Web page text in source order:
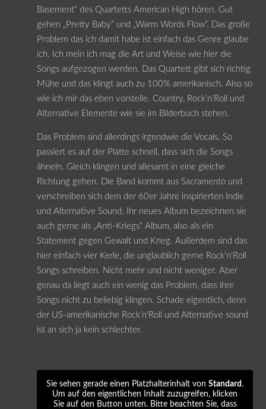
Basement“ des Quartetts American High hören. Gut
gehen „Pretty Baby“ und „Warm Words Flow“. Das große
Problem das ich damit habe ist einfach das Genre glaube
ich. Ich mein ich mag die Art und Weise wie hier die
Songs aufgezogen werden. Das Quartett gibt sich richtig
Mühe und das klingt auch zu 100% amerikanisch. Also so
wie ich mir das eben vorstelle. Country, Rock’n’Roll und
Alternative Elemente wie sie im Bilderbuch stehen.
Das Problem sind allerdings irgendwie die Vocals. So
passiert es auf der Platte schnell, dass sich die Songs
ähneln. Gleich klingen und allesamt in eine gleiche
Richtung gehen. Die Band kommt aus Sacramento und
verschreiben sich dem der 60er Jahre inspirierten Indie
und Alternative Sound. Ihr neues Album bezeichnen sie
auch gerne als „Anti-Kriegs“ Album, also als ein
Statement gegen Gewalt und Krieg. Außerdem sind das
hier einfach vier Kerle, die unglaublich gerne Rock’n’Roll
Songs schreiben. Nicht mehr und nicht weniger. Aber
genau da liegt auch ein wenig das Problem, dass ihre
Songs nicht zu beliebig klingen. Schade eigentlich, denn
der US-amerikanische Rock’n’Roll und Alternative sound
ist an sich ja kein schlechter.
Sie sehen gerade einen Platzhalterinhalt von Standard .
Um auf den eigentlichen Inhalt zuzugreifen, klicken
Sie auf den Button unten. Bitte beachten Sie, dass